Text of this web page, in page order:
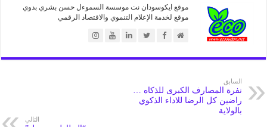
موقع ايكوسودان نت موسسة السموءل حسن بشري بدوي
موقع لخدمة الإعلام التنموي والاقتصاد الرقمي
السابق
نفرة المصارف الكبرى للذكاه …
راضين كل الرضا للاداء الذكوي
بالولاية
التالي